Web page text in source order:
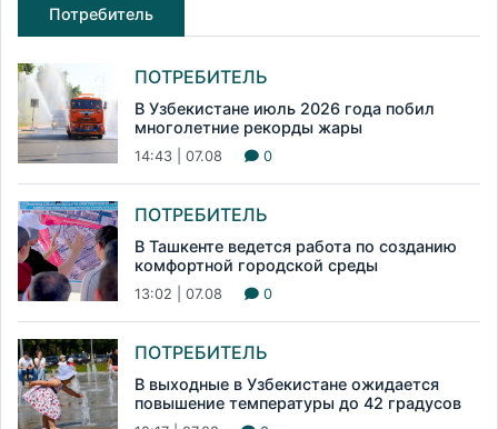
Потребитель
ПОТРЕБИТЕЛЬ
В Узбекистане июль 2026 года побил
многолетние рекорды жары
14:43 | 07.08 0
ПОТРЕБИТЕЛЬ
В Ташкенте ведется работа по созданию
комфортной городской среды
13:02 | 07.08 0
ПОТРЕБИТЕЛЬ
В выходные в Узбекистане ожидается
повышение температуры до 42 градусов